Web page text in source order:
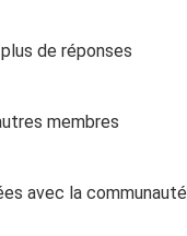
de réponses
membres
avec la communauté